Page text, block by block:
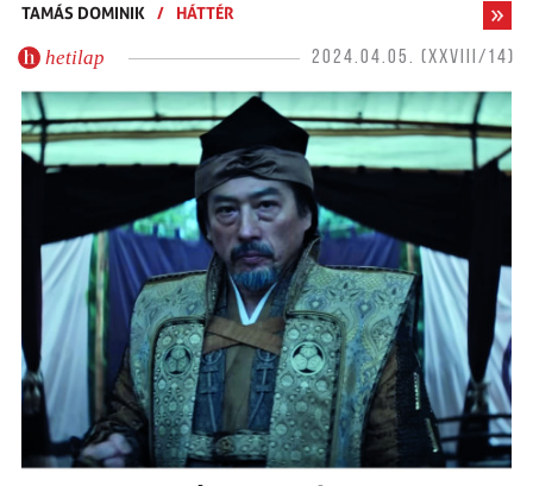
TAMÁS DOMINIK
/ HÁTTÉR
hetilap 2024.04.05. (XXVIII/14)